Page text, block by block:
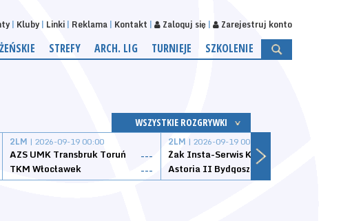
Kluby Linki Reklama Kontakt Zaloguj się Zarejestruj konto
STREFY ARCH. LIG TURNIEJE SZKOLENIE
WSZYSTKIE ROZGRYWKI
2LM | 2026-09-19 00:00
AZS UMK Transbruk Toruń
---
TKM Włocławek
---
2LM | 2026-09-19 00:00
Żak Insta-Serwis Koszalin
Astoria II Bydgoszcz